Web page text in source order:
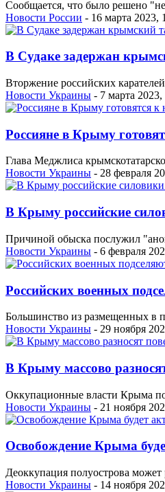
Сообщается, что было решено
Новости России - 16 марта 2023,
В Судаке задержан
Вторжение российских
Новости Украины - 7 марта 2023,
Россияне в Крыму
Глава Меджлиса
Новости Украины - 28 февраля
В Крыму российские
Причиной обыска послужил
Новости Украины - 6 февраля
Российских военных
Большинство из размещенных в
Новости Украины - 29 ноября
В Крыму массово
Оккупационные власти Крыма
Новости Украины - 21 ноября
Освобождение Крыма
Деоккупация полуострова
Новости Украины - 14 ноября